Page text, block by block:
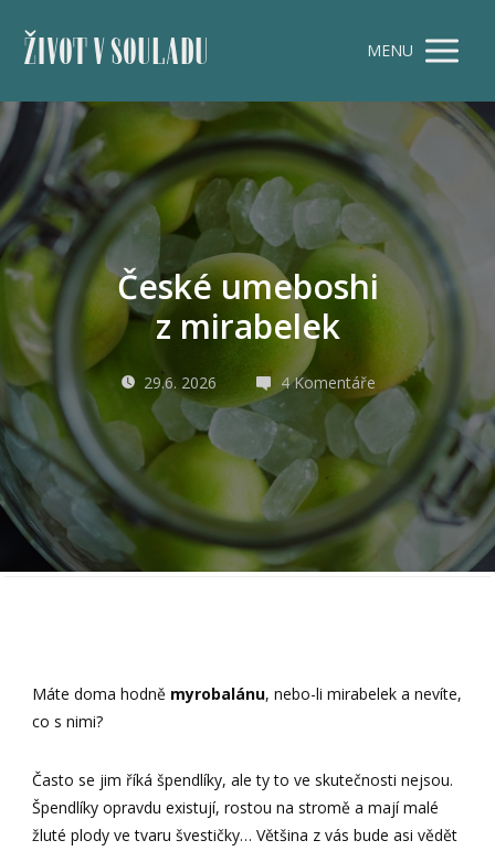
ŽIVOT V SOULADU MENU
České umeboshi
z mirabelek
29.6. 2026 4 Komentáře
Máte doma hodně myrobalánu, nebo-li mirabelek a nevíte,
co s nimi?
Často se jim říká špendlíky, ale ty to ve skutečnosti nejsou.
Špendlíky opravdu existují, rostou na stromě a mají malé
žluté plody ve tvaru švestičky… Většina z vás bude asi vědět